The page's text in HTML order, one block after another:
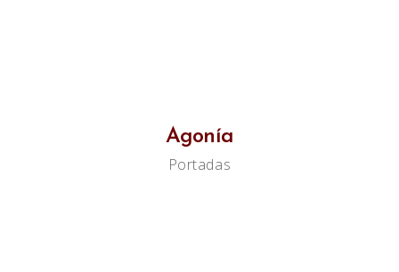
Agonía
Portadas